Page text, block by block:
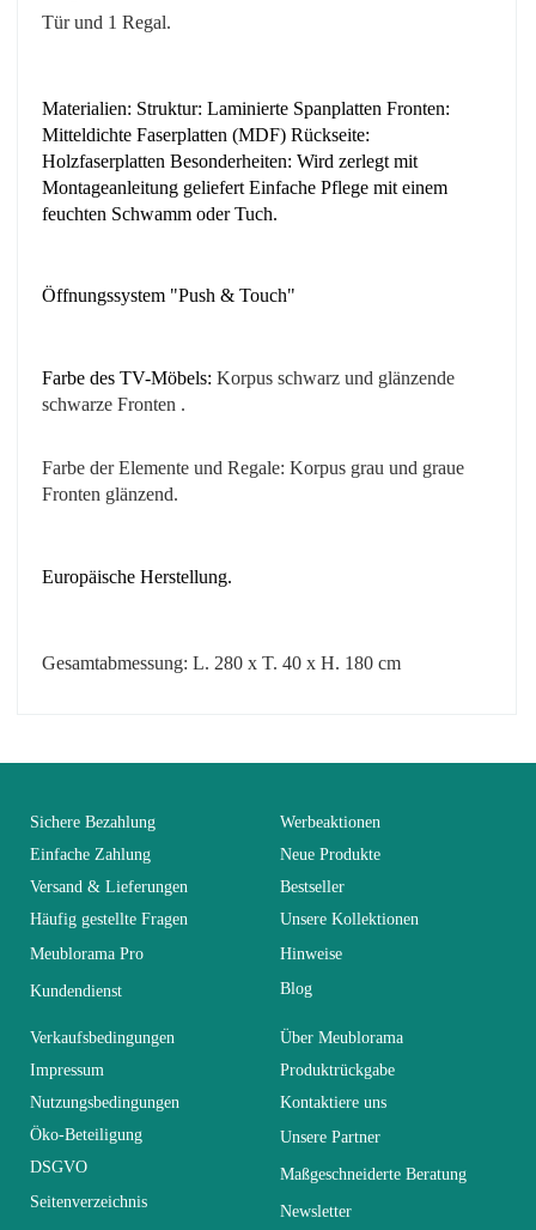
Tür und 1 Regal.
Materialien: Struktur: Laminierte Spanplatten Fronten:
Mitteldichte Faserplatten (MDF) Rückseite:
Holzfaserplatten Besonderheiten: Wird zerlegt mit
Montageanleitung geliefert Einfache Pflege mit einem
feuchten Schwamm oder Tuch.
Öffnungssystem "Push & Touch"
Farbe des TV-Möbels: Korpus schwarz und glänzende
schwarze Fronten .
Farbe der Elemente und Regale: Korpus grau und graue
Fronten glänzend.
Europäische Herstellung.
Gesamtabmessung: L. 280 x T. 40 x H. 180 cm
Alter Erwachsener
Kollektion SWITCH
Farben Schwarz
Lieferzeiten (Anz.
Tage)
0
Abmessungen 280x180x40
Elektrisch Nicht elektrisch
You Must Login To Review
Sichere Bezahlung
Einfache Zahlung
Versand & Lieferungen
Häufig gestellte Fragen
Meublorama Pro
Kundendienst
Werbeaktionen
Neue Produkte
Bestseller
Unsere Kollektionen
Hinweise
Blog
Verkaufsbedingungen
Impressum
Nutzungsbedingungen
Öko-Beteiligung
DSGVO
Seitenverzeichnis
Über Meublorama
Produktrückgabe
Kontaktiere uns
Unsere Partner
Maßgeschneiderte Beratung
Newsletter